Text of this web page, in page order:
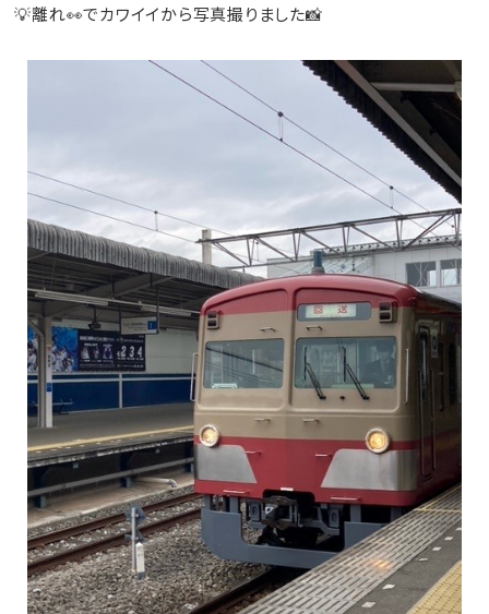
💡離れ👀でカワイイから写真撮りました📸